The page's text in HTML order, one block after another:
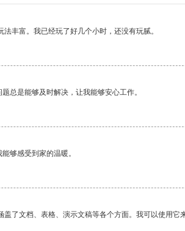
丰富。我已经玩了好几个小时，还没有玩腻。
总是能够及时解决，让我能够安心工作。
够感受到家的温暖。
了文档、表格、演示文稿等各个方面。我可以使用它